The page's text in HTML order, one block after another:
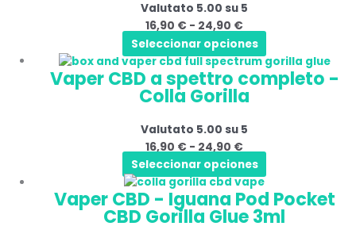
Valutato 5.00 su 5
16,90 € - 24,90 €
16,90 €
24,90 €
Seleccionar opciones
varianti.
Le
opzioni
possono
essere
scelte
pagina
del
prodotto
Vaper CBD a spettro completo -
Colla Gorilla
Valutato 5.00 su 5
16,90 € - 24,90 €
Fascia
di
prezzo:
16,90 €
24,90 €
Seleccionar opciones
Questo
prodotto
ha
varianti.
Le
opzioni
possono
essere
scelte
Vaper CBD - Iguana Pod Pocket
CBD Gorilla Glue 3ml